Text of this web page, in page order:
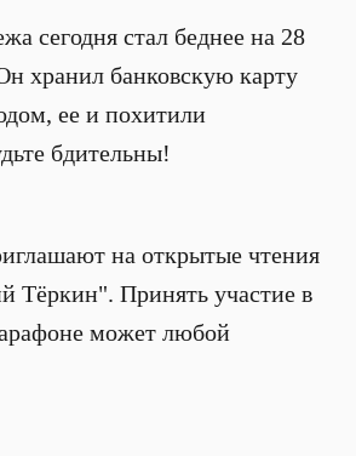
сегодня стал беднее на 28
хранил банковскую карту
ее и похитили
бдительны!
на открытые чтения
Тёркин". Принять участие в
может любой